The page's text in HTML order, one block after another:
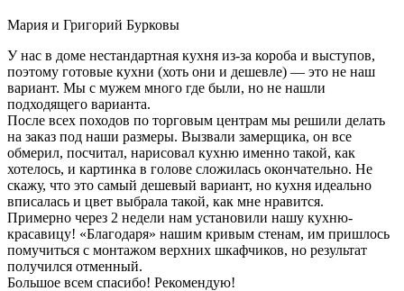
Мария и Григорий Бурковы
У нас в доме нестандартная кухня из-за короба и выступов,
поэтому готовые кухни (хоть они и дешевле) — это не наш
вариант. Мы с мужем много где были, но не нашли
подходящего варианта.
После всех походов по торговым центрам мы решили делать
на заказ под наши размеры. Вызвали замерщика, он все
обмерил, посчитал, нарисовал кухню именно такой, как
хотелось, и картинка в голове сложилась окончательно. Не
скажу, что это самый дешевый вариант, но кухня идеально
вписалась и цвет выбрала такой, как мне нравится.
Примерно через 2 недели нам установили нашу кухню-
красавицу! «Благодаря» нашим кривым стенам, им пришлось
помучиться с монтажом верхних шкафчиков, но результат
получился отменный.
Большое всем спасибо! Рекомендую!